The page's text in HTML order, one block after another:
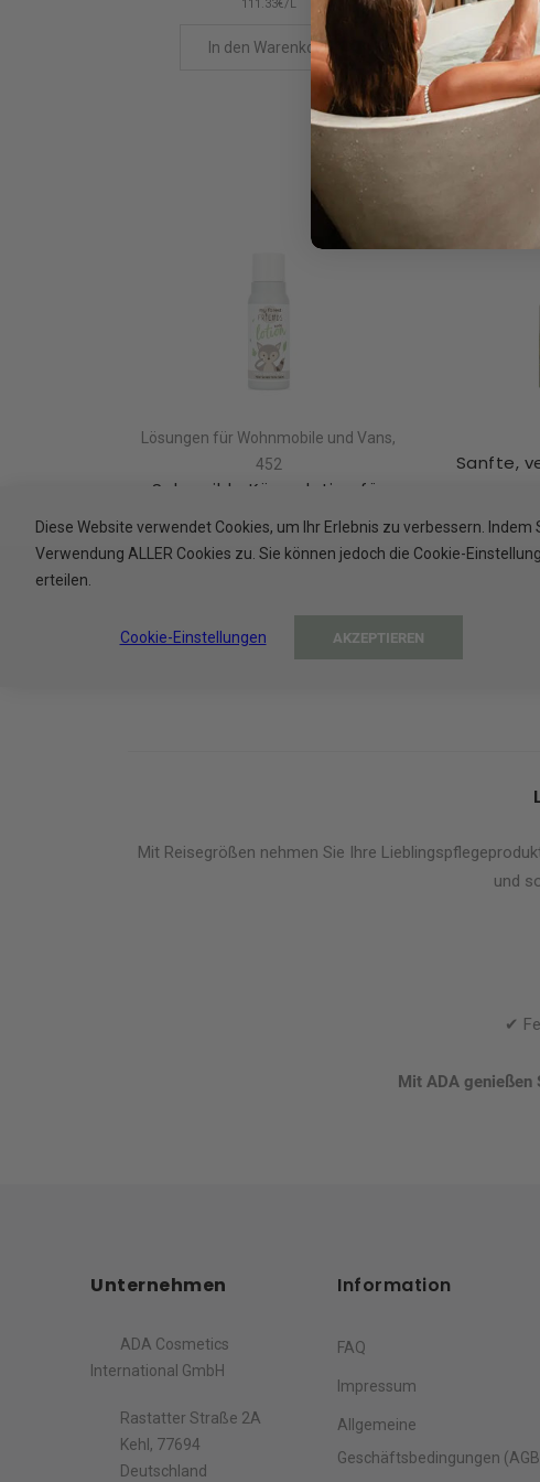
111.33€/L
In den Warenkorb In
Lösungen für Wohnmobile und Vans,
452
Sehr milde Körperlotion für
Reisegröße 30 ml
2,43 €
In den Warenkorb
Sanfte,
Mit Reisegrößen nehmen Sie Ihre
und
✔
Mit ADA
Unternehmen
ADA Cosmetics
International GmbH
Rastatter Straße 2A
Kehl, 77694
Deutschland
Information
FAQ
Impressum
Allgemeine
Geschäftsbedingungen
Diese Website verwendet Cookies, um Ihr Erlebnis zu verbessern.
Verwendung ALLER Cookies zu. Sie können jedoch die Cookie-
erteilen.
Cookie-Einstellungen AKZEPTIEREN